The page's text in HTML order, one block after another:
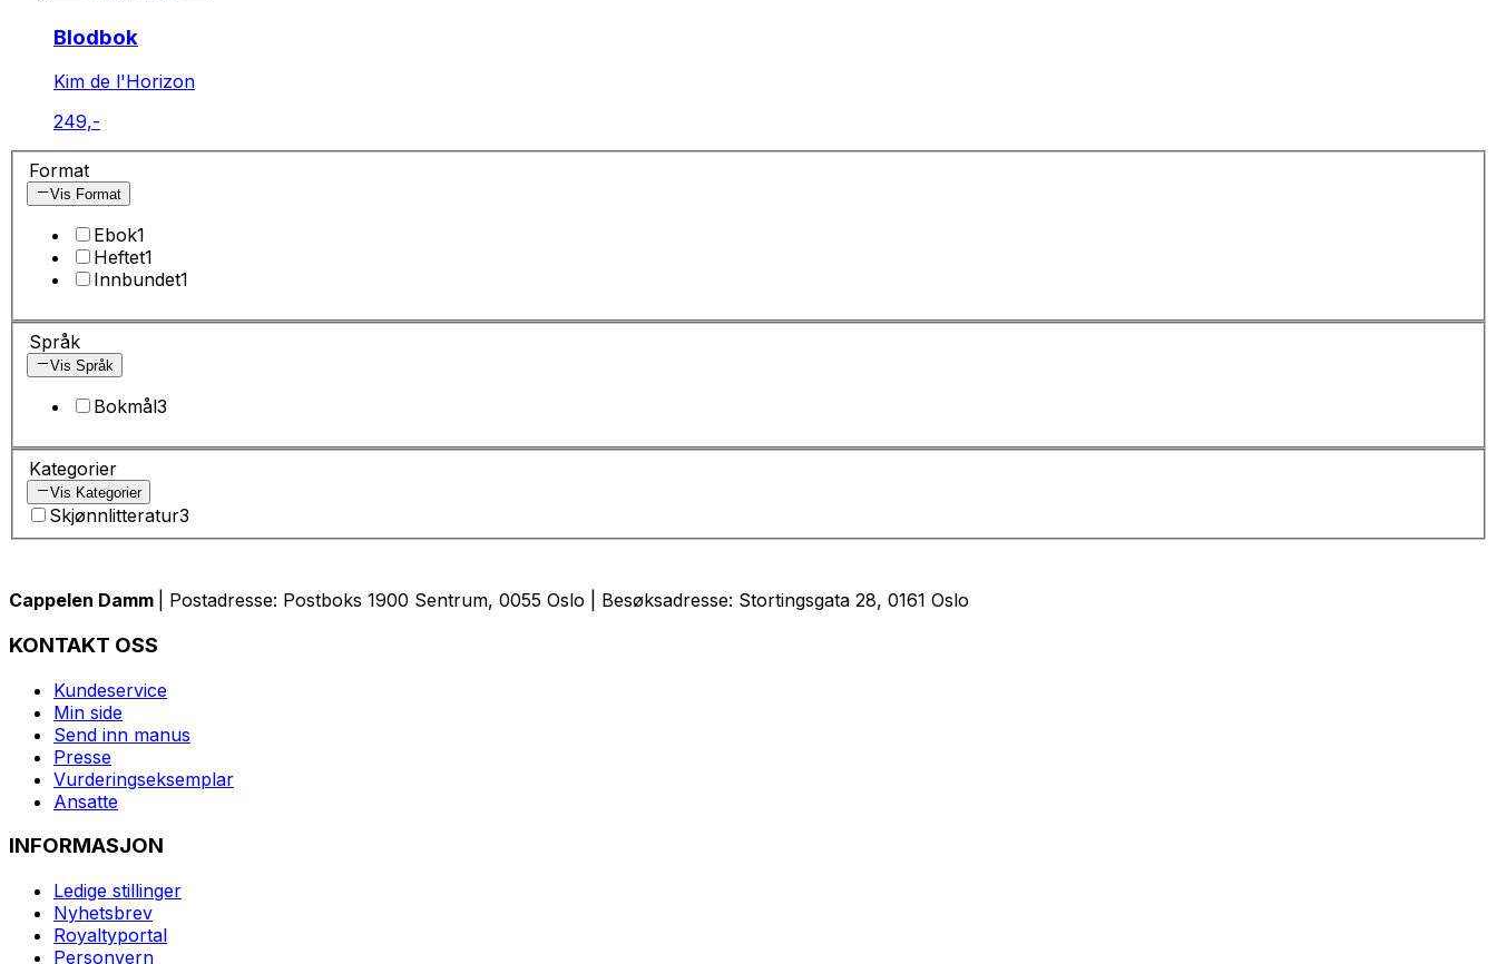
Blodbok
Kim de l'Horizon
249,-
Format
Vis Format
Ebok1
Heftet1
Innbundet1
Språk
Vis Språk
Bokmål3
Kategorier
Vis Kategorier
Skjønnlitteratur3
Cappelen Damm | Postadresse: Postboks 1900 Sentrum, 0055 Oslo | Besøksadresse: Stortingsgata 28, 0161 Oslo
KONTAKT OSS
Kundeservice
Min side
Send inn manus
Presse
Vurderingseksemplar
Ansatte
INFORMASJON
Ledige stillinger
Nyhetsbrev
Royaltyportal
Personvern